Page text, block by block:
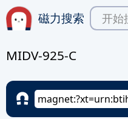
磁力搜索
MIDV-925-C